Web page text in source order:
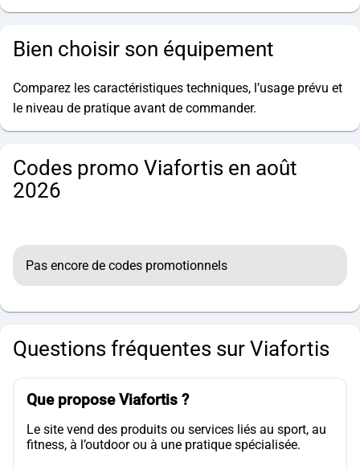
Bien choisir son équipement
Comparez les caractéristiques techniques, l’usage prévu et
le niveau de pratique avant de commander.
Codes promo Viafortis en août
2026
Pas encore de codes promotionnels
Questions fréquentes sur Viafortis
Que propose Viafortis ?
Le site vend des produits ou services liés au sport, au
fitness, à l’outdoor ou à une pratique spécialisée.